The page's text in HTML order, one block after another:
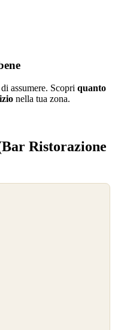
assumere. Scopri quanto
nella tua zona.
Ristorazione